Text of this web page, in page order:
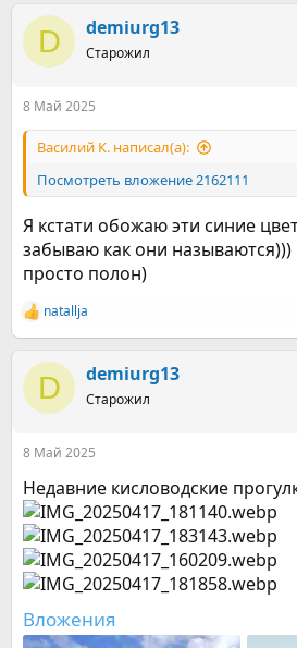
к
ц
и
D demiurg13
Старожил
8 Май 2025
Василий К. написал(а):
Посмотреть вложение 2162111
Я кстати обожаю эти синие
забываю как они
просто полон)
Р
е
к
ц
и
natallja
D demiurg13
Старожил
8 Май 2025
Недавние кисловодские
Вложения